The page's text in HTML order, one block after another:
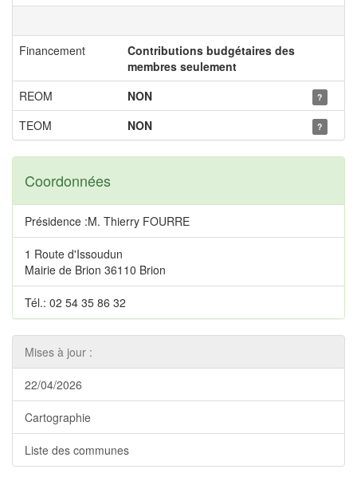
Financement
Contributions budgétaires des
membres seulement
REOM
NON ?
TEOM NON ?
Coordonnées
Présidence :M. Thierry FOURRE
1 Route d'Issoudun
Mairie de Brion 36110 Brion
Tél.: 02 54 35 86 32
Mises à jour :
22/04/2026
Cartographie
Liste des communes